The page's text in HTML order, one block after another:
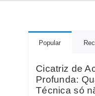
Popular
Cicatriz de
Profunda:
Técnica só